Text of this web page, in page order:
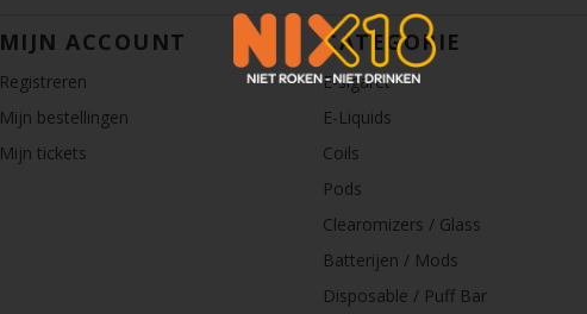
MIJN ACCOUNT
Registreren
Mijn bestellingen
Mijn tickets
CATEGORIE
E-sigaret
E-Liquids
Coils
Pods
Clearomizers / Glass
Batterijen / Mods
Disposable / Puff Bar